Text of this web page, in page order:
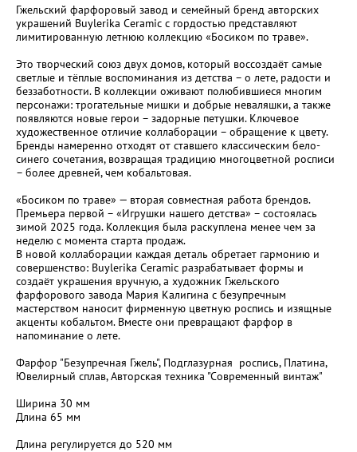
Гжельский фарфоровый завод и семейный бренд авторских
украшений Buylerika Ceramic с гордостью представляют
лимитированную летнюю коллекцию «Босиком по траве».
Это творческий союз двух домов, который воссоздаёт самые
светлые и тёплые воспоминания из детства – о лете, радости и
беззаботности. В коллекции оживают полюбившиеся многим
персонажи: трогательные мишки и добрые неваляшки, а также
появляются новые герои – задорные петушки. Ключевое
художественное отличие коллаборации – обращение к цвету.
Бренды намеренно отходят от ставшего классическим бело-
синего сочетания, возвращая традицию многоцветной росписи
– более древней, чем кобальтовая.
«Босиком по траве» — вторая совместная работа брендов.
Премьера первой – «Игрушки нашего детства» – состоялась
зимой 2025 года. Коллекция была раскуплена менее чем за
неделю с момента старта продаж.
В новой коллаборации каждая деталь обретает гармонию и
совершенство: Buylerika Ceramic разрабатывает формы и
создаёт украшения вручную, а художник Гжельского
фарфорового завода Мария Калигина с безупречным
мастерством наносит фирменную цветную роспись и изящные
акценты кобальтом. Вместе они превращают фарфор в
напоминание о лете.
Фарфор "Безупречная Гжель", Подглазурная роспись, Платина,
Ювелирный сплав, Авторская техника "Современный винтаж"
Ширина 30 мм
Длина 65 мм
Длина регулируется до 520 мм